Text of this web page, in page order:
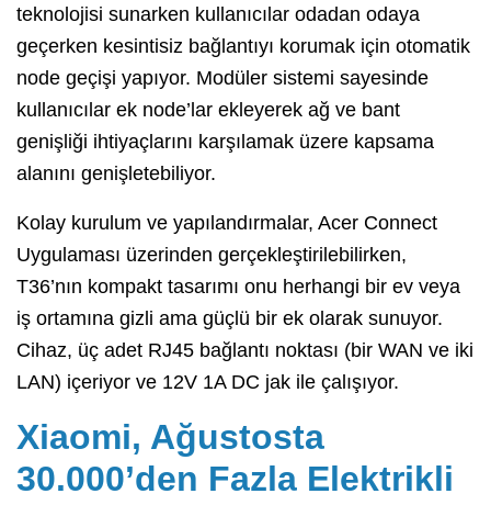
teknolojisi sunarken kullanıcılar odadan odaya
geçerken kesintisiz bağlantıyı korumak için otomatik
node geçişi yapıyor. Modüler sistemi sayesinde
kullanıcılar ek node’lar ekleyerek ağ ve bant
genişliği ihtiyaçlarını karşılamak üzere kapsama
alanını genişletebiliyor.
Kolay kurulum ve yapılandırmalar, Acer Connect
Uygulaması üzerinden gerçekleştirilebilirken,
T36’nın kompakt tasarımı onu herhangi bir ev veya
iş ortamına gizli ama güçlü bir ek olarak sunuyor.
Cihaz, üç adet RJ45 bağlantı noktası (bir WAN ve iki
LAN) içeriyor ve 12V 1A DC jak ile çalışıyor.
Xiaomi, Ağustosta
30.000’den Fazla Elektrikli